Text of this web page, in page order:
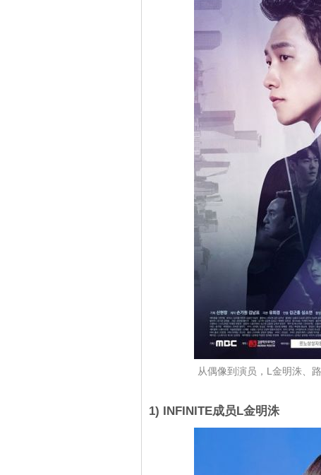
从偶像到演员，L金明洙、
1) INFINITE成员L金明洙